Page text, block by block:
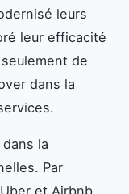
leurs
leur efficacité
de
dans la
la
Par